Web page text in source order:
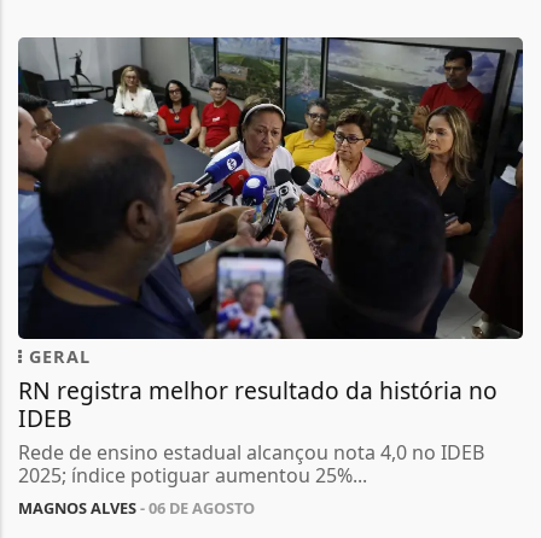
GERAL
RN registra melhor resultado da história no
IDEB
Rede de ensino estadual alcançou nota 4,0 no IDEB
2025; índice potiguar aumentou 25%...
MAGNOS ALVES- 06 DE AGOSTO